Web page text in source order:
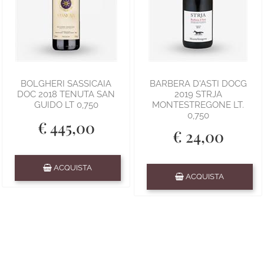
BOLGHERI SASSICAIA
DOC 2018 TENUTA SAN
GUIDO LT 0,750
€ 445,00
ACQUISTA
BARBERA D'ASTI DOCG
2019 STRJA
MONTESTREGONE LT.
0,750
€ 24,00
ACQUISTA